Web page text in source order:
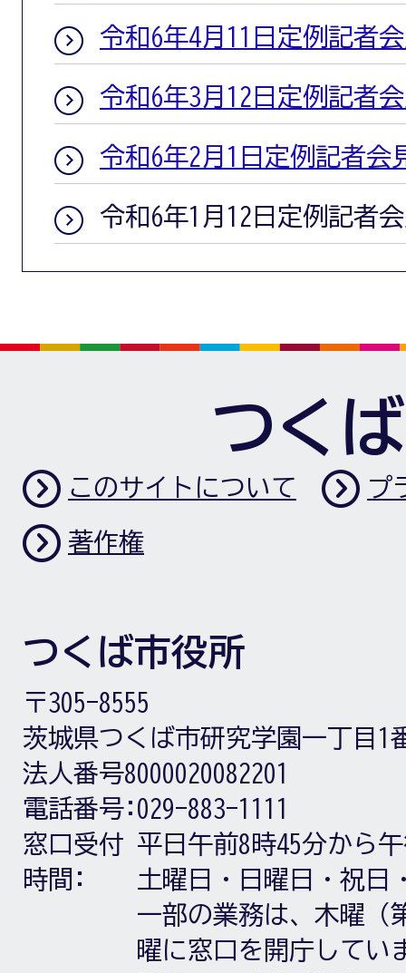
令和6年4月11日定例記者
令和6年3月12日定例記者
令和6年2月1日定例記者会
令和6年1月12日定例記者
つく
このサイトについて プ
著作権
つくば市役所
〒305-8555
茨城県つくば市研究学園一丁目1
法人番号8000020082201
電話番号: 029-883-1111
窓口受付
時間:
平日午前8時45分から
土曜日・日曜日・祝日
一部の業務は、木曜（
曜に窓口を開庁してい